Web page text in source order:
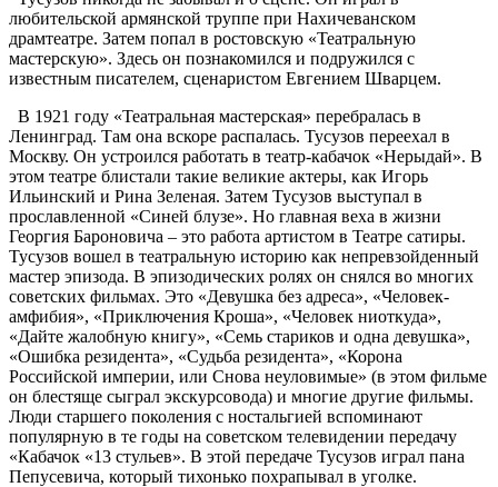
любительской армянской труппе при Нахичеванском
драмтеатре. Затем попал в ростовскую «Театральную
мастерскую». Здесь он познакомился и подружился с
известным писателем, сценаристом Евгением Шварцем.
В 1921 году «Театральная мастерская» перебралась в
Ленинград. Там она вскоре распалась. Тусузов переехал в
Москву. Он устроился работать в театр-кабачок «Нерыдай». В
этом театре блистали такие великие актеры, как Игорь
Ильинский и Рина Зеленая. Затем Тусузов выступал в
прославленной «Синей блузе». Но главная веха в жизни
Георгия Бароновича – это работа артистом в Театре сатиры.
Тусузов вошел в театральную историю как непревзойденный
мастер эпизода. В эпизодических ролях он снялся во многих
советских фильмах. Это «Девушка без адреса», «Человек-
амфибия», «Приключения Кроша», «Человек ниоткуда»,
«Дайте жалобную книгу», «Семь стариков и одна девушка»,
«Ошибка резидента», «Судьба резидента», «Корона
Российской империи, или Снова неуловимые» (в этом фильме
он блестяще сыграл экскурсовода) и многие другие фильмы.
Люди старшего поколения с ностальгией вспоминают
популярную в те годы на советском телевидении передачу
«Кабачок «13 стульев». В этой передаче Тусузов играл пана
Пепусевича, который тихонько похрапывал в уголке.